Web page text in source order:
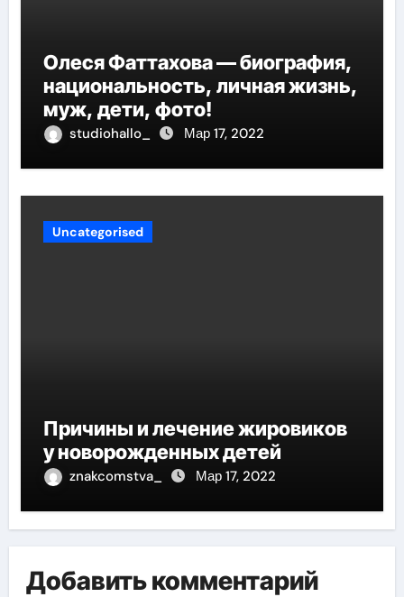
Олеся Фаттахова — биография,
национальность, личная жизнь,
муж, дети, фото!
studiohallo_ Мар 17, 2022
Uncategorised
Причины и лечение жировиков
у новорожденных детей
znakcomstva_ Мар 17, 2022
Добавить комментарий